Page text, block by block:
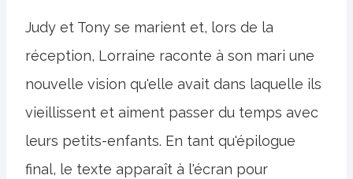
Judy et Tony se marient et, lors de la
réception, Lorraine raconte à son mari une
nouvelle vision qu'elle avait dans laquelle ils
vieillissent et aiment passer du temps avec
leurs petits-enfants. En tant qu'épilogue
final, le texte apparaît à l'écran pour